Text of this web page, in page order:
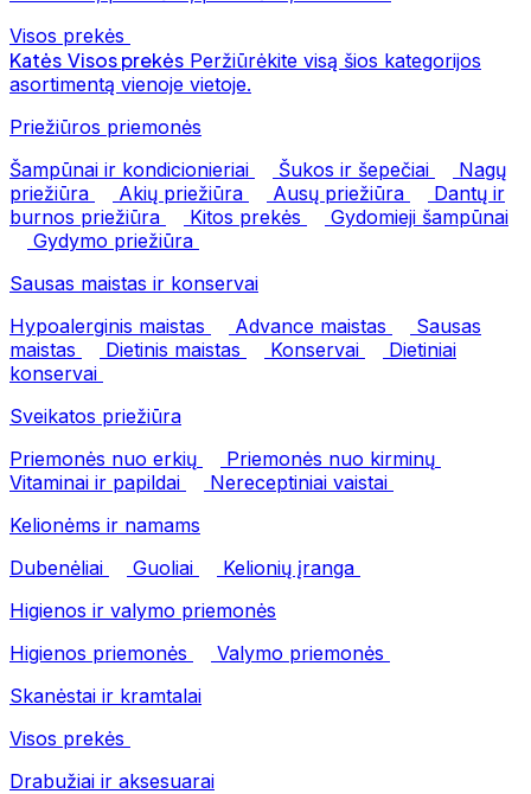
Visos prekės
Katės Visos prekės Peržiūrėkite visą šios kategorijos
asortimentą vienoje vietoje.
Priežiūros priemonės
Šampūnai ir kondicionieriai
Šukos ir šepečiai
Nagų
priežiūra
Akių priežiūra Ausų priežiūra
Dantų ir
burnos priežiūra
Kitos prekės
Gydomieji šampūnai
Gydymo priežiūra
Sausas maistas ir konservai
Hypoalerginis maistas
Advance maistas
Sausas
maistas
Dietinis maistas Konservai
Dietiniai
konservai
Sveikatos priežiūra
Priemonės nuo erkių
Priemonės nuo kirminų
Vitaminai ir papildai
Nereceptiniai vaistai
Kelionėms ir namams
Dubenėliai
Guoliai
Kelionių įranga
Higienos ir valymo priemonės
Higienos priemonės
Valymo priemonės
Skanėstai ir kramtalai
Visos prekės
Drabužiai ir aksesuarai